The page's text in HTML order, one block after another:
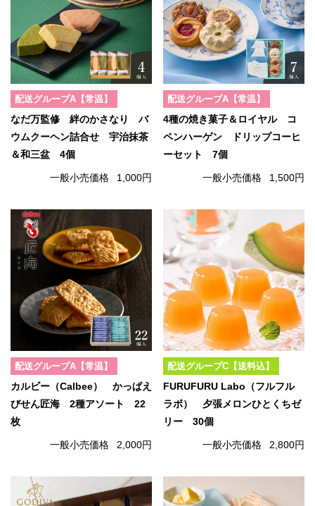
配送グループA【常温】
なだ万監修 絆のかさなり バ
ウムクーヘン詰合せ 宇治抹茶
＆和三盆 4個
一般小売価格 1,000円
配送グループA【常温】
4種の焼き菓子＆ロイヤル コ
ペンハーゲン ドリップコーヒ
ーセット 7個
一般小売価格 1,500円
配送グループA【常温】
カルビー（Calbee） かっぱえ
びせん匠海 2種アソート 22
枚
一般小売価格 2,000円
配送グループC【送料込】
FURUFURU Labo（フルフル
ラボ） 夕張メロンひとくちゼ
リー 30個
一般小売価格 2,800円